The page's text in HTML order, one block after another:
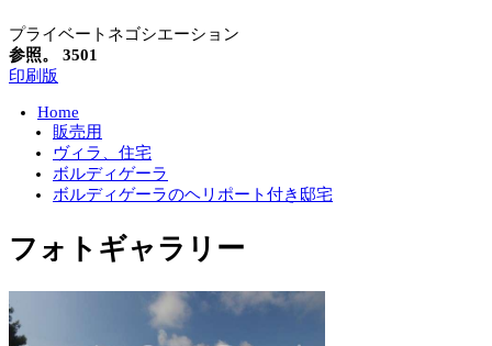
プライベートネゴシエーション
参照。 3501
印刷版
Home
販売用
ヴィラ、住宅
ボルディゲーラ
ボルディゲーラのヘリポート付き邸宅
フォトギャラリー